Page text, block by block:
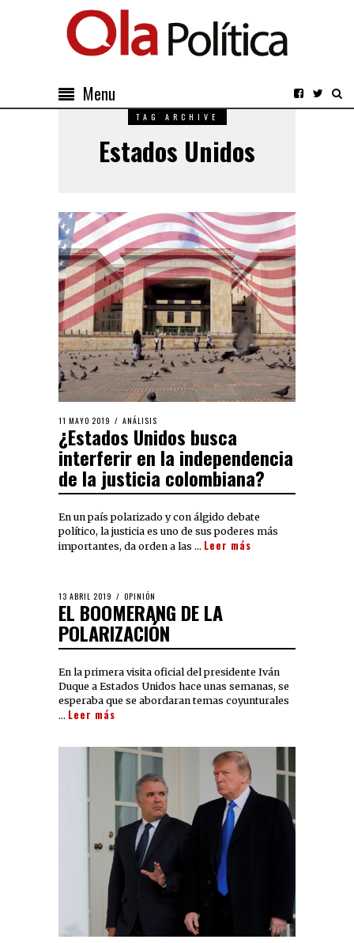
Menu
TAG ARCHIVE
Estados Unidos
11 MAYO 2019 ANÁLISIS
¿Estados Unidos busca
interferir en la independencia
de la justicia colombiana?
En un país polarizado y con álgido debate
político, la justicia es uno de sus poderes más
importantes, da orden a las … Leer más
13 ABRIL 2019 OPINIÓN
EL BOOMERANG DE LA
POLARIZACIÓN
En la primera visita oficial del presidente Iván
Duque a Estados Unidos hace unas semanas, se
esperaba que se abordaran temas coyunturales
… Leer más